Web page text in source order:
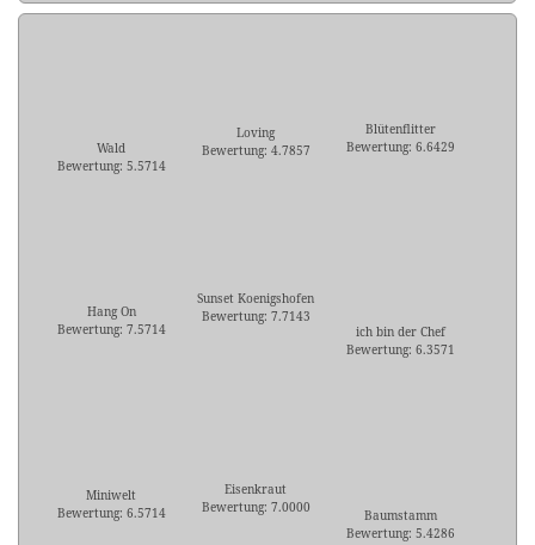
Wald
Bewertung: 5.5714
Loving
Bewertung: 4.7857
Blütenflitter
Bewertung: 6.6429
Hang On
Bewertung: 7.5714
Sunset Koenigshofen
Bewertung: 7.7143
ich bin der Chef
Bewertung: 6.3571
Miniwelt
Bewertung: 6.5714
Eisenkraut
Bewertung: 7.0000
Baumstamm
Bewertung: 5.4286